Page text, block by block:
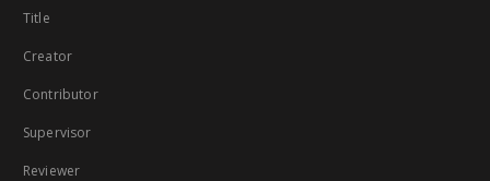
Title
Creator
Contributor
Supervisor
Reviewer